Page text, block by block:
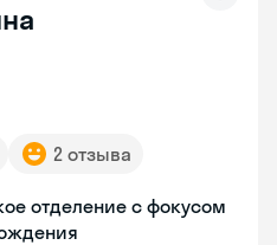
2 отзыва
отделение с фокусом